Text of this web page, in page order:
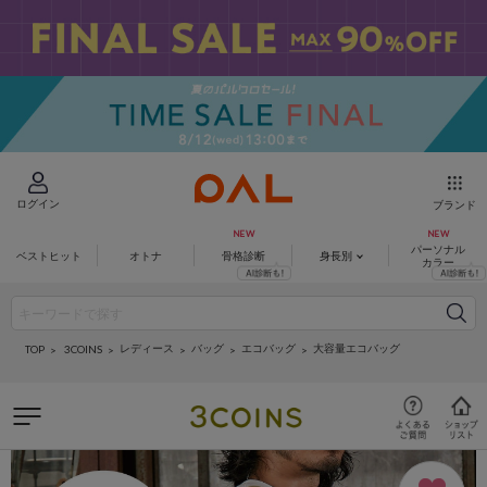
ログイン ブランド
ベストヒット オトナ 骨格診断 身長別
パーソナル
カラー
TOP 3COINS レディース バッグ エコバッグ 大容量エコバッグ